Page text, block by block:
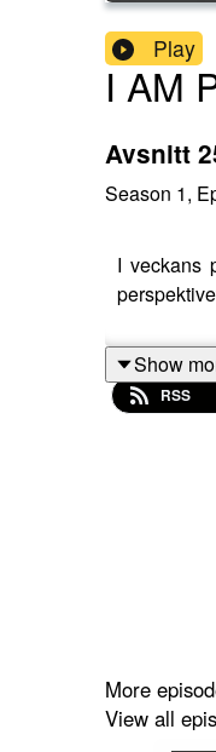
Play
I AM
Avsnitt
Season 1,
I veckans
Show
RSS
More
View all